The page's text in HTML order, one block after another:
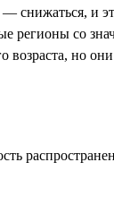
снижаться, и
регионы со
возраста, но